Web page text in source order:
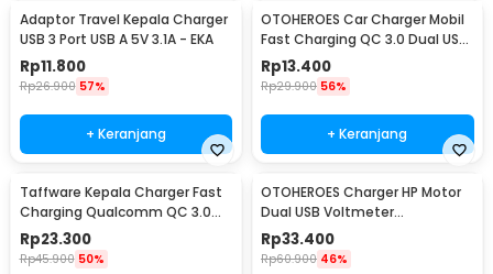
Adaptor Travel Kepala Charger
USB 3 Port USB A 5V 3.1A - EKA
Rp11.800
Rp26.900 57%
+ Keranjang
OTOHEROES Car Charger Mobil
Fast Charging QC 3.0 Dual USB
3.1A 30W - DC-681
Rp13.400
Rp29.900 56%
+ Keranjang
Taffware Kepala Charger Fast
Charging Qualcomm QC 3.0
USB 3 Port USB - AR-QC-03
Rp23.300
Rp45.900 50%
OTOHEROES Charger HP Motor
Dual USB Voltmeter
Waterproof 4.2A - Y451
Rp33.400
Rp60.900 46%